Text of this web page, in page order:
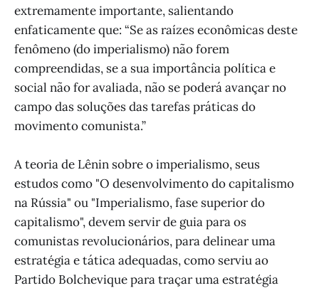
extremamente importante, salientando
enfaticamente que: “Se as raízes econômicas deste
fenômeno (do imperialismo) não forem
compreendidas, se a sua importância política e
social não for avaliada, não se poderá avançar no
campo das soluções das tarefas práticas do
movimento comunista.”
A teoria de Lênin sobre o imperialismo, seus
estudos como "O desenvolvimento do capitalismo
na Rússia" ou "Imperialismo, fase superior do
capitalismo", devem servir de guia para os
comunistas revolucionários, para delinear uma
estratégia e tática adequadas, como serviu ao
Partido Bolchevique para traçar uma estratégia